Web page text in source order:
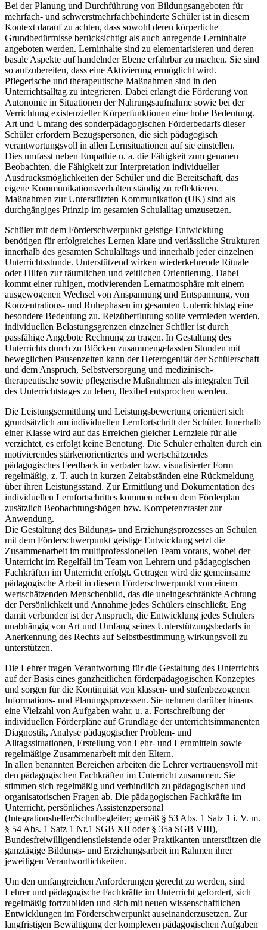
Bei der Planung und Durchführung von Bildungsangeboten für
mehrfach- und schwerstmehrfachbehinderte Schüler ist in diesem
Kontext darauf zu achten, dass sowohl deren körperliche
Grundbedürfnisse berücksichtigt als auch anregende Lerninhalte
angeboten werden. Lerninhalte sind zu elementarisieren und deren
basale Aspekte auf handelnder Ebene erfahrbar zu machen. Sie sind
so aufzubereiten, dass eine Aktivierung ermöglicht wird.
Pflegerische und therapeutische Maßnahmen sind in den
Unterrichtsalltag zu integrieren. Dabei erlangt die Förderung von
Autonomie in Situationen der Nahrungsaufnahme sowie bei der
Verrichtung existenzieller Körperfunktionen eine hohe Bedeutung.
Art und Umfang des sonderpädagogischen Förderbedarfs dieser
Schüler erfordern Bezugspersonen, die sich pädagogisch
verantwortungsvoll in allen Lernsituationen auf sie einstellen.
Dies umfasst neben Empathie u. a. die Fähigkeit zum genauen
Beobachten, die Fähigkeit zur Interpretation individueller
Ausdrucksmöglichkeiten der Schüler und die Bereitschaft, das
eigene Kommunikationsverhalten ständig zu reflektieren.
Maßnahmen zur Unterstützten Kommunikation (UK) sind als
durchgängiges Prinzip im gesamten Schulalltag umzusetzen.
Schüler mit dem Förderschwerpunkt geistige Entwicklung
benötigen für erfolgreiches Lernen klare und verlässliche Strukturen
innerhalb des gesamten Schulalltags und innerhalb jeder einzelnen
Unterrichtsstunde. Unterstützend wirken wiederkehrende Rituale
oder Hilfen zur räumlichen und zeitlichen Orientierung. Dabei
kommt einer ruhigen, motivierenden Lernatmosphäre mit einem
ausgewogenen Wechsel von Anspannung und Entspannung, von
Konzentrations- und Ruhephasen im gesamten Unterrichtstag eine
besondere Bedeutung zu. Reizüberflutung sollte vermieden werden,
individuellen Belastungsgrenzen einzelner Schüler ist durch
passfähige Angebote Rechnung zu tragen. In Gestaltung des
Unterrichts durch zu Blöcken zusammengefassten Stunden mit
beweglichen Pausenzeiten kann der Heterogenität der Schülerschaft
und dem Anspruch, Selbstversorgung und medizinisch-
therapeutische sowie pflegerische Maßnahmen als integralen Teil
des Unterrichtstages zu leben, flexibel entsprochen werden.
Die Leistungsermittlung und Leistungsbewertung orientiert sich
grundsätzlich am individuellen Lernfortschritt der Schüler. Innerhalb
einer Klasse wird auf das Erreichen gleicher Lernziele für alle
verzichtet, es erfolgt keine Benotung. Die Schüler erhalten durch ein
motivierendes stärkenorientiertes und wertschätzendes
pädagogisches Feedback in verbaler bzw. visualisierter Form
regelmäßig, z. T. auch in kurzen Zeitabständen eine Rückmeldung
über ihren Leistungsstand. Zur Ermittlung und Dokumentation des
individuellen Lernfortschrittes kommen neben dem Förderplan
zusätzlich Beobachtungsbögen bzw. Kompetenzraster zur
Anwendung.
Die Gestaltung des Bildungs- und Erziehungsprozesses an Schulen
mit dem Förderschwerpunkt geistige Entwicklung setzt die
Zusammenarbeit im multiprofessionellen Team voraus, wobei der
Unterricht im Regelfall im Team von Lehrern und pädagogischen
Fachkräften im Unterricht erfolgt. Getragen wird die gemeinsame
pädagogische Arbeit in diesem Förderschwerpunkt von einem
wertschätzenden Menschenbild, das die uneingeschränkte Achtung
der Persönlichkeit und Annahme jedes Schülers einschließt. Eng
damit verbunden ist der Anspruch, die Entwicklung jedes Schülers
unabhängig von Art und Umfang seines Unterstützungsbedarfs in
Anerkennung des Rechts auf Selbstbestimmung wirkungsvoll zu
unterstützen.
Die Lehrer tragen Verantwortung für die Gestaltung des Unterrichts
auf der Basis eines ganzheitlichen förderpädagogischen Konzeptes
und sorgen für die Kontinuität von klassen- und stufenbezogenen
Informations- und Planungsprozessen. Sie nehmen darüber hinaus
eine Vielzahl von Aufgaben wahr, u. a. Fortschreibung der
individuellen Förderpläne auf Grundlage der unterrichtsimmanenten
Diagnostik, Analyse pädagogischer Problem- und
Alltagssituationen, Erstellung von Lehr- und Lernmitteln sowie
regelmäßige Zusammenarbeit mit den Eltern.
In allen benannten Bereichen arbeiten die Lehrer vertrauensvoll mit
den pädagogischen Fachkräften im Unterricht zusammen. Sie
stimmen sich regelmäßig und verbindlich zu pädagogischen und
organisatorischen Fragen ab. Die pädagogischen Fachkräfte im
Unterricht, persönliches Assistenzpersonal
(Integrationshelfer/Schulbegleiter; gemäß § 53 Abs. 1 Satz 1 i. V. m.
§ 54 Abs. 1 Satz 1 Nr.1 SGB XII oder § 35a SGB VIII),
Bundesfreiwilligendienstleistende oder Praktikanten unterstützen die
ganztägige Bildungs- und Erziehungsarbeit im Rahmen ihrer
jeweiligen Verantwortlichkeiten.
Um den umfangreichen Anforderungen gerecht zu werden, sind
Lehrer und pädagogische Fachkräfte im Unterricht gefordert, sich
regelmäßig fortzubilden und sich mit neuen wissenschaftlichen
Entwicklungen im Förderschwerpunkt auseinanderzusetzen. Zur
langfristigen Bewältigung der komplexen pädagogischen Aufgaben